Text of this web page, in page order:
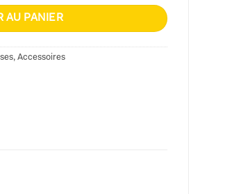
AU PANIER
, Accessoires